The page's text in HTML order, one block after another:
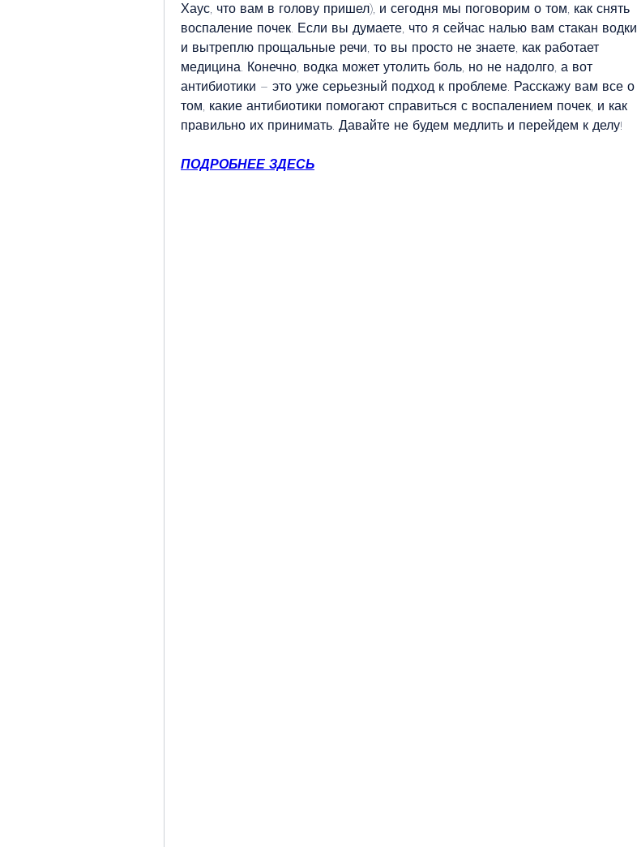
Хаус, что вам в голову пришел), и сегодня мы поговорим о том, как снять
воспаление почек. Если вы думаете, что я сейчас налью вам стакан водки
и вытреплю прощальные речи, то вы просто не знаете, как работает
медицина. Конечно, водка может утолить боль, но не надолго, а вот
антибиотики – это уже серьезный подход к проблеме. Расскажу вам все о
том, какие антибиотики помогают справиться с воспалением почек, и как
правильно их принимать. Давайте не будем медлить и перейдем к делу!
ПОДРОБНЕЕ ЗДЕСЬ